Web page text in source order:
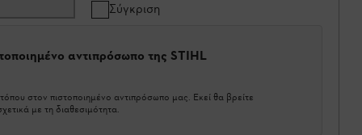
Σύγκριση
αντιπρόσωπο της STIHL
στον πιστοποιημένο αντιπρόσωπο μας. Εκεί θα βρείτε
με τη διαθεσιμότητα.